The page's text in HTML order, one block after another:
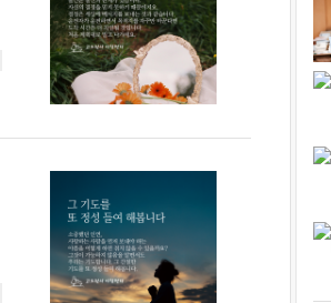
황금변캠프
17기
10/30~10/31
통증잡는워
크숍